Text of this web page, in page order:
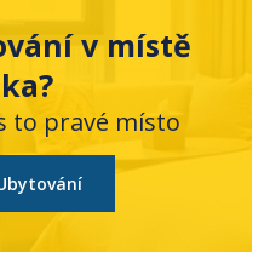
v místě
to pravé místo